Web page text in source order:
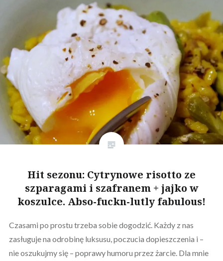
Hit sezonu: Cytrynowe risotto ze
szparagami i szafranem + jajko w
koszulce. Abso-fuckn-lutly fabulous!
Czasami po prostu trzeba sobie dogodzić. Każdy z nas
zasługuje na odrobinę luksusu, poczucia dopieszczenia i –
nie oszukujmy się – poprawy humoru przez żarcie. Dla mnie